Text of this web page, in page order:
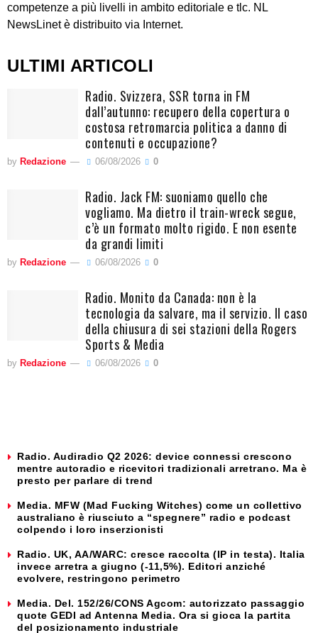
competenze a più livelli in ambito editoriale e tlc. NL
NewsLinet è distribuito via Internet.
ULTIMI ARTICOLI
Radio. Svizzera, SSR torna in FM
dall’autunno: recupero della copertura o
costosa retromarcia politica a danno di
contenuti e occupazione?
by Redazione 06/08/2026 0
Radio. Jack FM: suoniamo quello che
vogliamo. Ma dietro il train-wreck segue,
c’è un formato molto rigido. E non esente
da grandi limiti
by Redazione 06/08/2026 0
Radio. Monito da Canada: non è la
tecnologia da salvare, ma il servizio. Il caso
della chiusura di sei stazioni della Rogers
Sports & Media
by Redazione 06/08/2026 0
Radio. Audiradio Q2 2026: device connessi crescono
mentre autoradio e ricevitori tradizionali arretrano. Ma è
presto per parlare di trend
Media. MFW (Mad Fucking Witches) come un collettivo
australiano è riusciuto a “spegnere” radio e podcast
colpendo i loro inserzionisti
Radio. UK, AA/WARC: cresce raccolta (IP in testa). Italia
invece arretra a giugno (-11,5%). Editori anziché
evolvere, restringono perimetro
Media. Del. 152/26/CONS Agcom: autorizzato passaggio
quote GEDI ad Antenna Media. Ora si gioca la partita
del posizionamento industriale